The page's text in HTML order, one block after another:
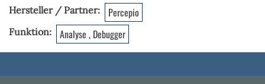
Hersteller / Partner Percepio
Funktion Analyse , Debugger